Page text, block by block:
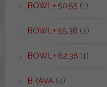
BOWL+ 50.55 (1)
BOWL+ 55.38 (2)
BOWL+ 62.38 (1)
BRAVA(4)